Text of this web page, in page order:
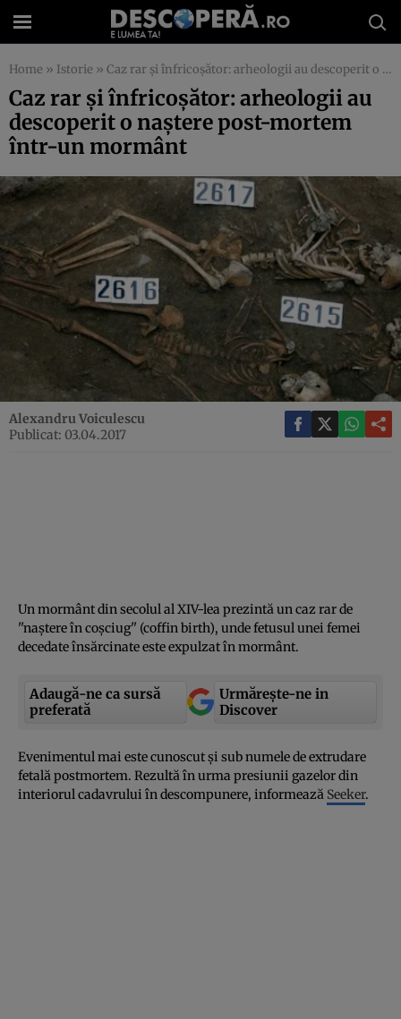
Home » Istorie » Caz rar şi înfricoşător: arheologii au descoperit o naştere post-mortem într-un mormânt
Caz rar şi înfricoşător: arheologii au
descoperit o naştere post-mortem
într-un mormânt
Alexandru Voiculescu
Publicat: 03.04.2017
Un mormânt din secolul al XIV-lea prezintă un caz rar de
''naştere în coşciug'' (coffin birth), unde fetusul unei femei
decedate însărcinate este expulzat în mormânt.
Adaugă-ne ca sursă
preferată
Urmărește-ne in
Discover
Evenimentul mai este cunoscut şi sub numele de extrudare
fetală postmortem. Rezultă în urma presiunii gazelor din
interiorul cadavrului în descompunere, informează Seeker.